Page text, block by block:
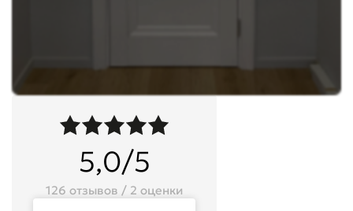
5,0/5
126 отзывов / 2 оценки